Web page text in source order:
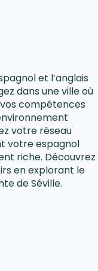
et l’anglais
dans une ville où
compétences
votre réseau
votre espagnol
riche. Découvrez
en explorant le
de Séville.